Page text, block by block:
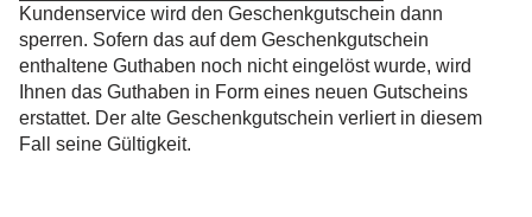
Kundenservice wird den Geschenkgutschein dann
sperren. Sofern das auf dem Geschenkgutschein
enthaltene Guthaben noch nicht eingelöst wurde, wird
Ihnen das Guthaben in Form eines neuen Gutscheins
erstattet. Der alte Geschenkgutschein verliert in diesem
Fall seine Gültigkeit.